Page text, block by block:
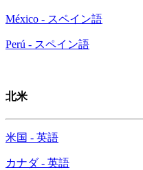
México - スペイン語
Perú - スペイン語
北米
米国 - 英語
カナダ - 英語